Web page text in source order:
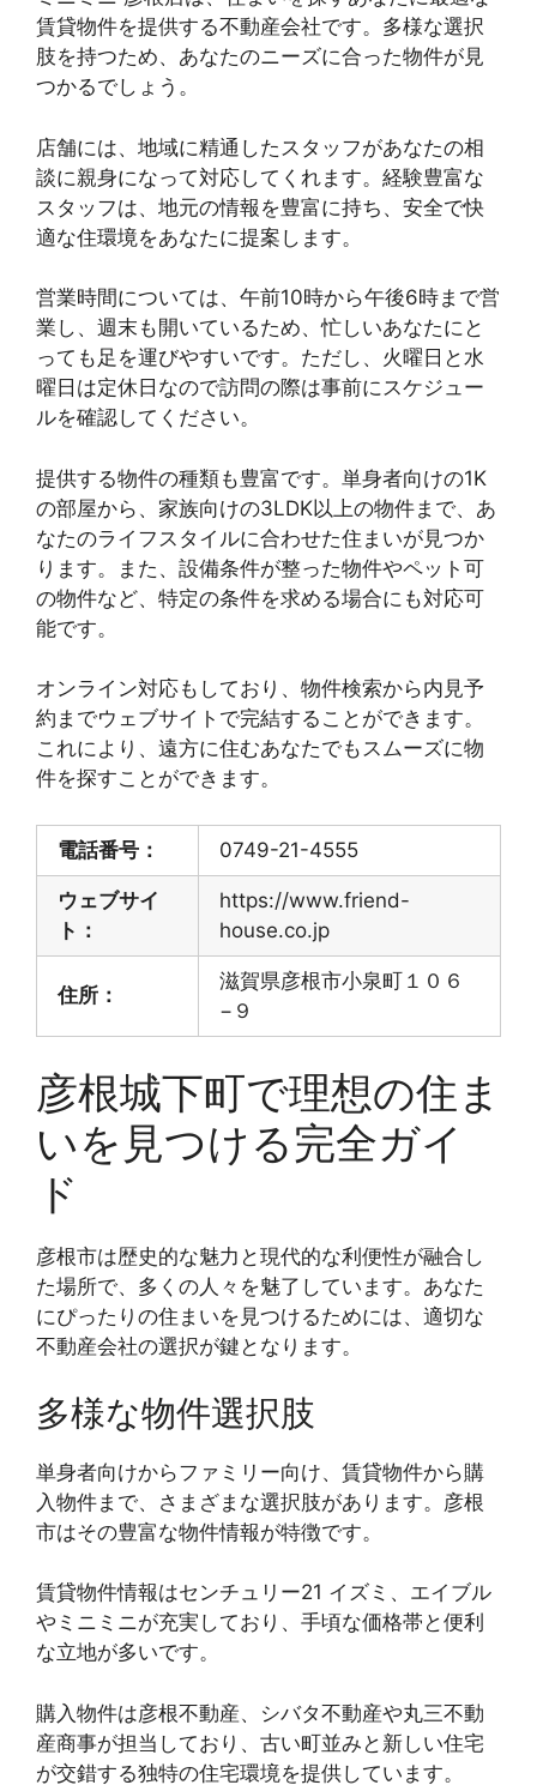
賃貸物件を提供する不動産会社です。多様な選択
肢を持つため、あなたのニーズに合った物件が見
つかるでしょう。
店舗には、地域に精通したスタッフがあなたの相
談に親身になって対応してくれます。経験豊富な
スタッフは、地元の情報を豊富に持ち、安全で快
適な住環境をあなたに提案します。
営業時間については、午前10時から午後6時まで営
業し、週末も開いているため、忙しいあなたにと
っても足を運びやすいです。ただし、火曜日と水
曜日は定休日なので訪問の際は事前にスケジュー
ルを確認してください。
提供する物件の種類も豊富です。単身者向けの1K
の部屋から、家族向けの3LDK以上の物件まで、あ
なたのライフスタイルに合わせた住まいが見つか
ります。また、設備条件が整った物件やペット可
の物件など、特定の条件を求める場合にも対応可
能です。
オンライン対応もしており、物件検索から内見予
約までウェブサイトで完結することができます。
これにより、遠方に住むあなたでもスムーズに物
件を探すことができます。
電話番号： 0749-21-4555
ウェブサイ
ト：
https://www.friend-
house.co.jp
住所：
滋賀県彦根市小泉町１０６
−９
彦根城下町で理想の住ま
いを見つける完全ガイ
ド
彦根市は歴史的な魅力と現代的な利便性が融合し
た場所で、多くの人々を魅了しています。あなた
にぴったりの住まいを見つけるためには、適切な
不動産会社の選択が鍵となります。
多様な物件選択肢
単身者向けからファミリー向け、賃貸物件から購
入物件まで、さまざまな選択肢があります。彦根
市はその豊富な物件情報が特徴です。
賃貸物件情報はセンチュリー21 イズミ、エイブル
やミニミニが充実しており、手頃な価格帯と便利
な立地が多いです。
購入物件は彦根不動産、シバタ不動産や丸三不動
産商事が担当しており、古い町並みと新しい住宅
が交錯する独特の住宅環境を提供しています。